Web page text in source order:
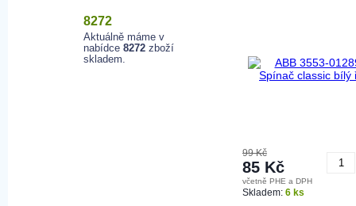
8272
Aktuálně máme v
nabídce 8272 zboží
skladem.
99 Kč
85 Kč
včetně PHE a DPH
Skladem: 6 ks